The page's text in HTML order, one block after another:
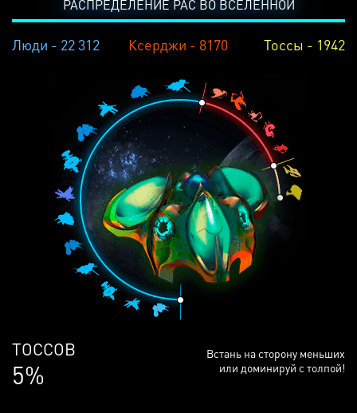
РАСПРЕДЕЛЕНИЕ РАС ВО ВСЕЛЕННОЙ
Люди - 22 312 Ксерджи - 8170 Тоссы - 1942
ЛЮДЕЙ
68%
Встань на сторону меньших
или доминируй с толпой!